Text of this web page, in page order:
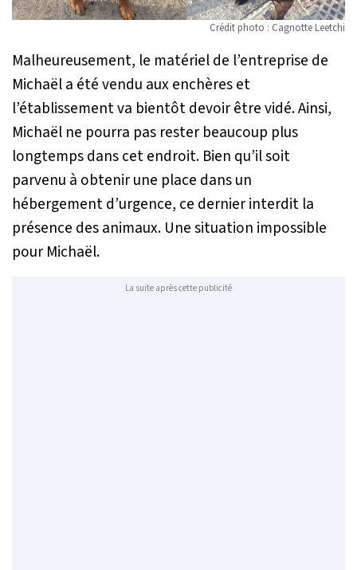
Crédit photo : Cagnotte Leetchi
Malheureusement, le matériel de l’entreprise de
Michaël a été vendu aux enchères et
l’établissement va bientôt devoir être vidé. Ainsi,
Michaël ne pourra pas rester beaucoup plus
longtemps dans cet endroit. Bien qu’il soit
parvenu à obtenir une place dans un
hébergement d’urgence, ce dernier interdit la
présence des animaux. Une situation impossible
pour Michaël.
La suite après cette publicité